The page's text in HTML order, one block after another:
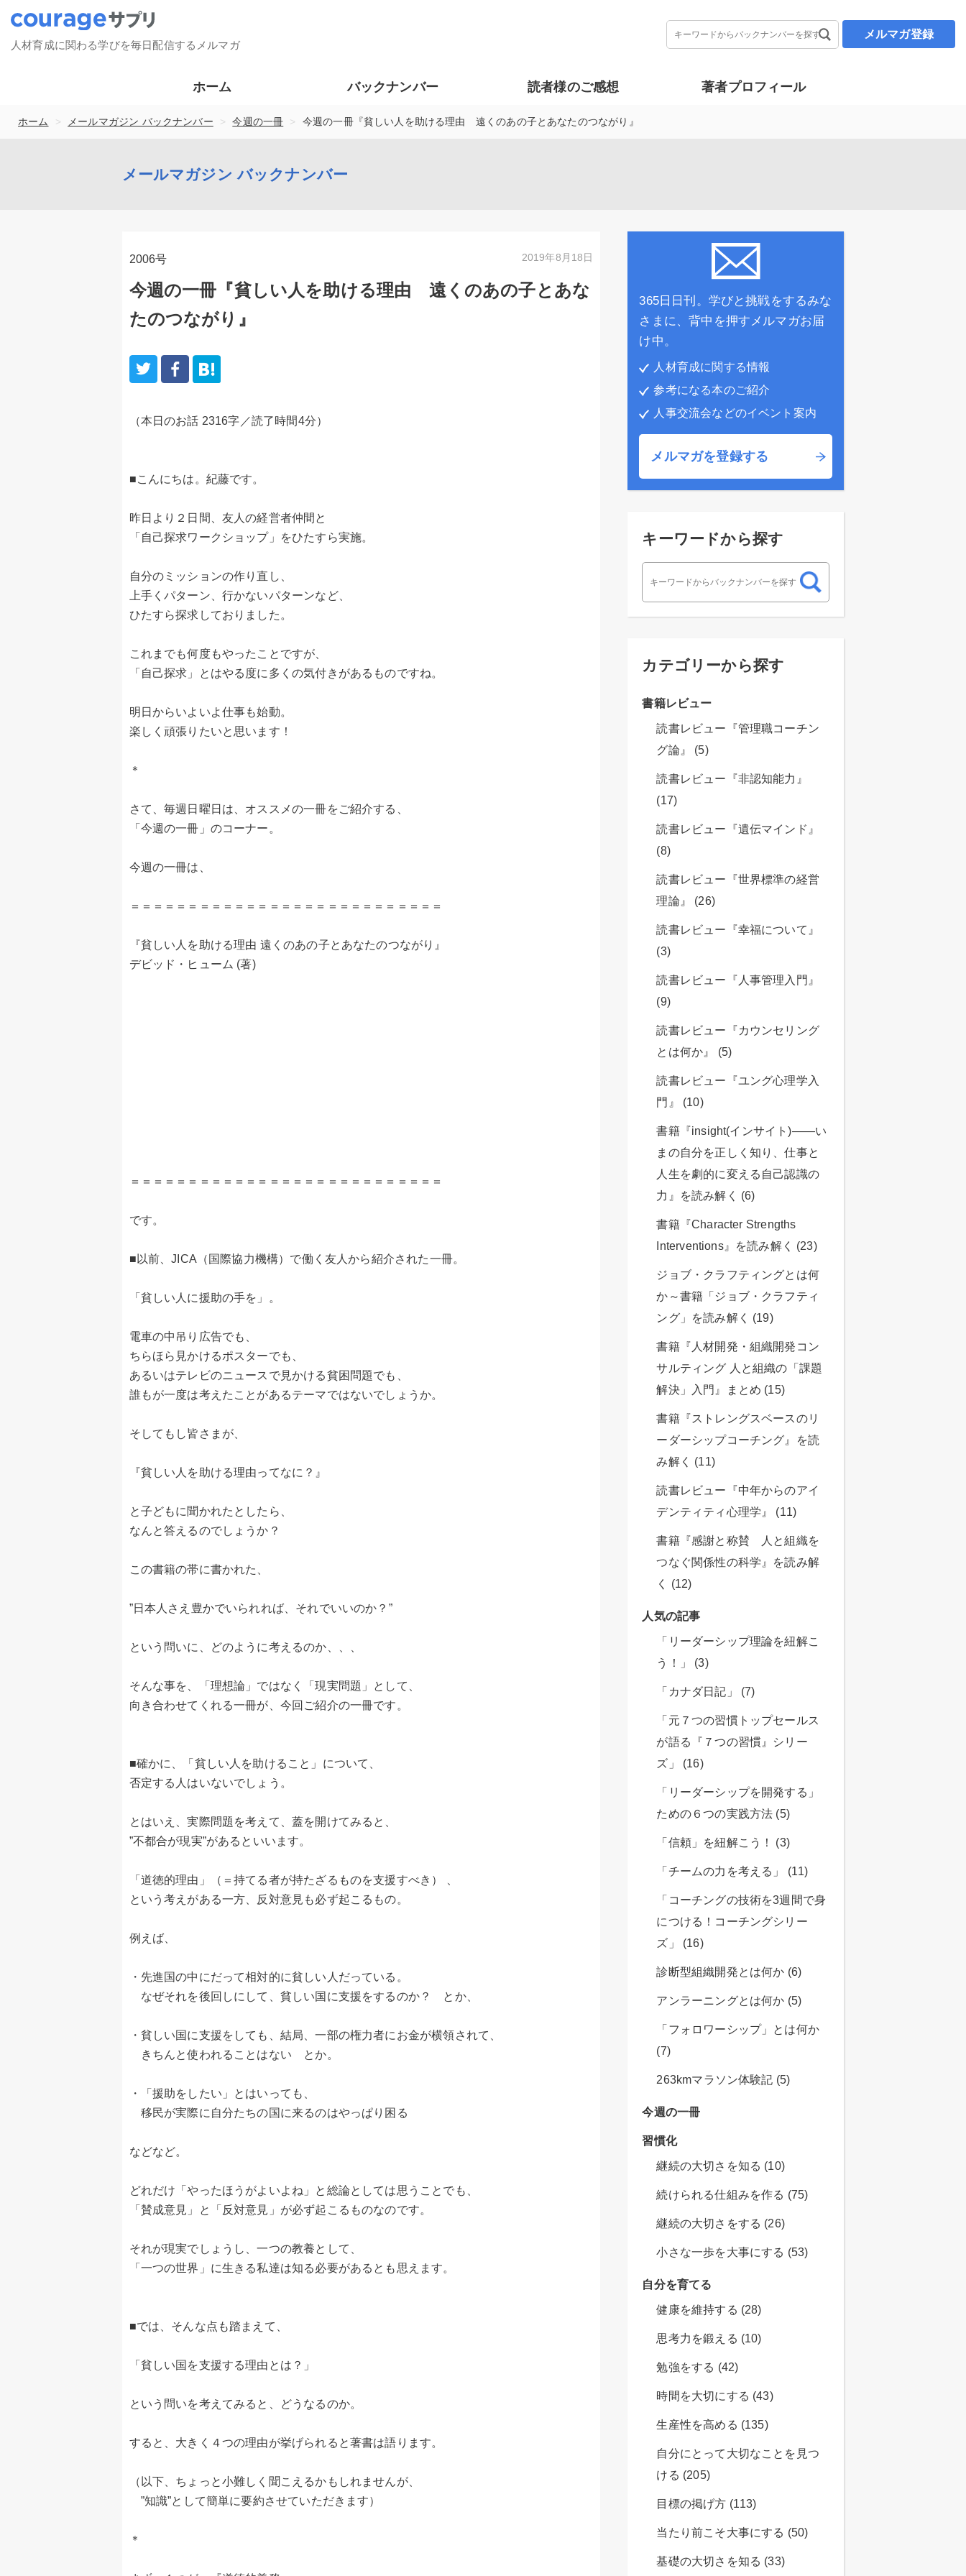
人材育成に関わる学びを毎日配信するメルマガ
メルマガ登録
ホーム バックナンバー 読者様のご感想 著者プロフィール
ホーム > メールマガジン バックナンバー > 今週の一冊 > 今週の一冊『貧しい人を助ける理由 遠くのあの子とあなたのつながり』
メールマガジン バックナンバー
2006号 2019年8月18日
今週の一冊『貧しい人を助ける理由 遠くのあの子とあな
たのつながり』
（本日のお話 2316字／読了時間4分）
■こんにちは。紀藤です。
昨日より２日間、友人の経営者仲間と
「自己探求ワークショップ」をひたすら実施。
自分のミッションの作り直し、
上手くパターン、行かないパターンなど、
ひたすら探求しておりました。
これまでも何度もやったことですが、
「自己探求」とはやる度に多くの気付きがあるものですね。
明日からいよいよ仕事も始動。
楽しく頑張りたいと思います！
＊
さて、毎週日曜日は、オススメの一冊をご紹介する、
「今週の一冊」のコーナー。
今週の一冊は、
＝＝＝＝＝＝＝＝＝＝＝＝＝＝＝＝＝＝＝＝＝＝＝＝＝＝＝
『貧しい人を助ける理由 遠くのあの子とあなたのつながり』
デビッド・ヒューム (著)
＝＝＝＝＝＝＝＝＝＝＝＝＝＝＝＝＝＝＝＝＝＝＝＝＝＝＝
です。
■以前、JICA（国際協力機構）で働く友人から紹介された一冊。
「貧しい人に援助の手を」。
電車の中吊り広告でも、
ちらほら見かけるポスターでも、
あるいはテレビのニュースで見かける貧困問題でも、
誰もが一度は考えたことがあるテーマではないでしょうか。
そしてもし皆さまが、
『貧しい人を助ける理由ってなに？』
と子どもに聞かれたとしたら、
なんと答えるのでしょうか？
この書籍の帯に書かれた、
”日本人さえ豊かでいられれば、それでいいのか？”
という問いに、どのように考えるのか、、、
そんな事を、「理想論」ではなく「現実問題」として、
向き合わせてくれる一冊が、今回ご紹介の一冊です。
■確かに、「貧しい人を助けること」について、
否定する人はいないでしょう。
とはいえ、実際問題を考えて、蓋を開けてみると、
”不都合が現実”があるといいます。
「道徳的理由」（＝持てる者が持たざるものを支援すべき） 、
という考えがある一方、反対意見も必ず起こるもの。
例えば、
・先進国の中にだって相対的に貧しい人だっている。
なぜそれを後回しにして、貧しい国に支援をするのか？ とか、
・貧しい国に支援をしても、結局、一部の権力者にお金が横領されて、
きちんと使われることはない とか。
・「援助をしたい」とはいっても、
移民が実際に自分たちの国に来るのはやっぱり困る
などなど。
どれだけ「やったほうがよいよね」と総論としては思うことでも、
「賛成意見」と「反対意見」が必ず起こるものなのです。
それが現実でしょうし、一つの教養として、
「一つの世界」に生きる私達は知る必要があるとも思えます。
■では、そんな点も踏まえて、
「貧しい国を支援する理由とは？」
という問いを考えてみると、どうなるのか。
すると、大きく４つの理由が挙げられると著書は語ります。
（以下、ちょっと小難しく聞こえるかもしれませんが、
”知識”として簡単に要約させていただきます）
＊
365日日刊。学びと挑戦をするみな
さまに、背中を押すメルマガお届
け中。
人材育成に関する情報
参考になる本のご紹介
人事交流会などのイベント案内
メルマガを登録する
キーワードから探す
カテゴリーから探す
書籍レビュー
読書レビュー『管理職コーチン
グ論』 (5)
読書レビュー『非認知能力』
(17)
読書レビュー『遺伝マインド』
(8)
読書レビュー『世界標準の経営
理論』 (26)
読書レビュー『幸福について』
(3)
読書レビュー『人事管理入門』
(9)
読書レビュー『カウンセリング
とは何か』 (5)
読書レビュー『ユング心理学入
門』 (10)
書籍『insight(インサイト)――い
まの自分を正しく知り、仕事と
人生を劇的に変える自己認識の
力』を読み解く (6)
書籍『Character Strengths
Interventions』を読み解く (23)
ジョブ・クラフティングとは何
か～書籍「ジョブ・クラフティ
ング」を読み解く (19)
書籍『人材開発・組織開発コン
サルティング 人と組織の「課題
解決」入門』まとめ (15)
書籍『ストレングスベースのリ
ーダーシップコーチング』を読
み解く (11)
読書レビュー『中年からのアイ
デンティティ心理学』 (11)
書籍『感謝と称賛 人と組織を
つなぐ関係性の科学』を読み解
く (12)
人気の記事
「リーダーシップ理論を紐解こ
う！」 (3)
「カナダ日記」 (7)
「元７つの習慣トップセールス
が語る『７つの習慣』シリー
ズ」 (16)
「リーダーシップを開発する」
ための６つの実践方法 (5)
「信頼」を紐解こう！ (3)
「チームの力を考える」 (11)
「コーチングの技術を3週間で身
につける！コーチングシリー
ズ」 (16)
診断型組織開発とは何か (6)
アンラーニングとは何か (5)
「フォロワーシップ」とは何か
(7)
263kmマラソン体験記 (5)
今週の一冊
習慣化
継続の大切さを知る (10)
続けられる仕組みを作る (75)
継続の大切さをする (26)
小さな一歩を大事にする (53)
自分を育てる
健康を維持する (28)
思考力を鍛える (10)
勉強をする (42)
時間を大切にする (43)
生産性を高める (135)
自分にとって大切なことを見つ
ける (205)
目標の掲げ方 (113)
当たり前こそ大事にする (50)
基礎の大切さを知る (33)